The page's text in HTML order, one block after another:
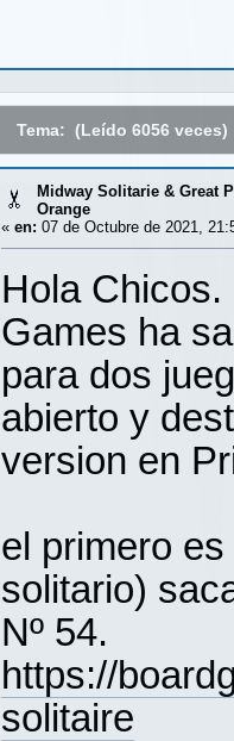
Tema: (Leído 6056 veces)
Midway Solitarie & Great
Orange
« en: 07 de Octubre de 2021,
Hola
Games ha
para dos
abierto y
version en
el primero es
solitario)
Nº 54.
https://
solitaire